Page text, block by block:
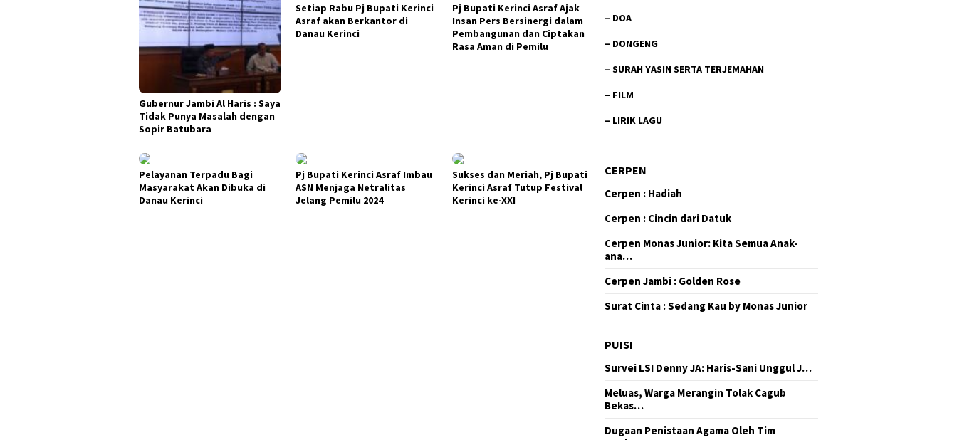
Gubernur Jambi Al Haris : Saya
Tidak Punya Masalah dengan
Sopir Batubara
Setiap Rabu Pj Bupati Kerinci
Asraf akan Berkantor di
Danau Kerinci
Pj Bupati Kerinci Asraf Ajak
Insan Pers Bersinergi dalam
Pembangunan dan Ciptakan
Rasa Aman di Pemilu
Pelayanan Terpadu Bagi
Masyarakat Akan Dibuka di
Danau Kerinci
Pj Bupati Kerinci Asraf Imbau
ASN Menjaga Netralitas
Jelang Pemilu 2024
Sukses dan Meriah, Pj Bupati
Kerinci Asraf Tutup Festival
Kerinci ke-XXI
– DOA
– DONGENG
–SURAH YASIN SERTA TERJEMAHAN
– FILM
– LIRIK LAGU
CERPEN
Cerpen : Hadiah
Cerpen : Cincin dari Datuk
Cerpen Monas Junior: Kita Semua Anak-
ana…
Cerpen Jambi : Golden Rose
Surat Cinta : Sedang Kau by Monas Junior
PUISI
Survei LSI Denny JA: Haris-Sani Unggul J…
Meluas, Warga Merangin Tolak Cagub
Bekas…
Dugaan Penistaan Agama Oleh Tim